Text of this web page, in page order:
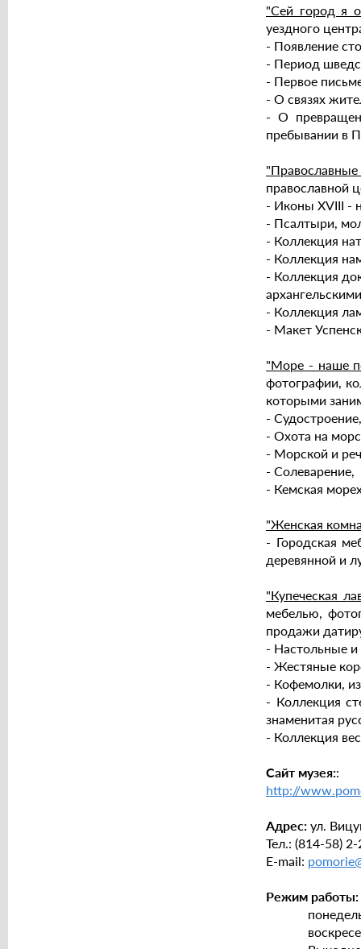
"Сей город я
уездного
- Появление
- Период
- Первое
- О связях
- О
пребывании в
православной
- Иконы XVIII -
- Псалтыри,
- Коллекция
- Коллекция
- Коллекция
- Коллекция
- Макет
"Море - наше
фотографии,
которыми
- Судостроение,
- Охота на
- Морской и
- Солеварение,
- Кемская
"Женская
- Городская
деревянной и
"Купеческая
мебелью,
продажи
- Настольные
- Жестяные
- Кофемолки,
- Коллекция
знаменитая
- Коллекция
Сайт музея::
http://
Адрес: ул.
Тел.: (814-58)
E-mail:
Режим работы: